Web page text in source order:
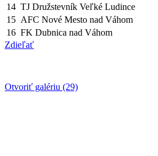
14 TJ Družstevník Veľké Ludince
15 AFC Nové Mesto nad Váhom
16 FK Dubnica nad Váhom
Zdieľať
Otvoriť galériu (29)